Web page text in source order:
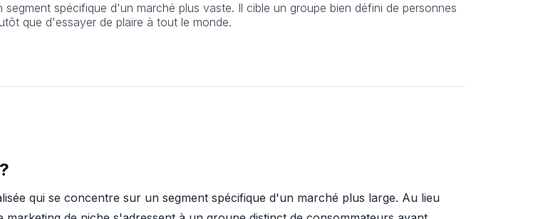
spécifique d'un marché plus vaste. Il cible un groupe bien défini de personnes
que d'essayer de plaire à tout le monde.
qui se concentre sur un segment spécifique d'un marché plus large. Au lieu